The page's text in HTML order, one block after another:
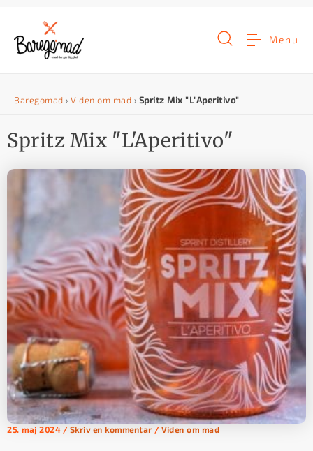
n
d
e
Menu
Baregomad › Viden om mad › Spritz Mix "L'Aperitivo"
Spritz Mix "L'Aperitivo"
25. maj 2024 / Skriv en kommentar / Viden om mad